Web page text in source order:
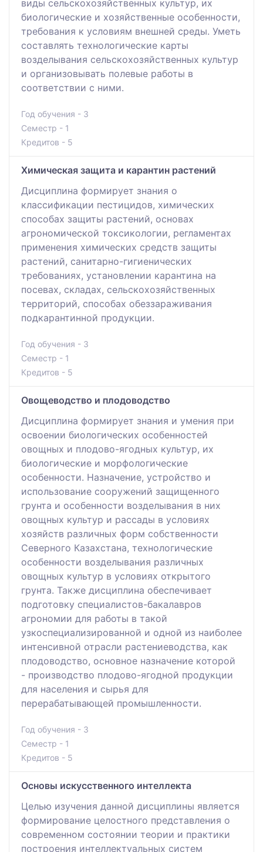
виды сельскохозяйственных культур, их
биологические и хозяйственные особенности,
требования к условиям внешней среды. Уметь
составлять технологические карты
возделывания сельскохозяйственных культур
и организовывать полевые работы в
соответствии с ними.
Год обучения - 3
Семестр - 1
Кредитов - 5
Химическая защита и карантин растений
Дисциплина формирует знания о
классификации пестицидов, химических
способах защиты растений, основах
агрономической токсикологии, регламентах
применения химических средств защиты
растений, санитарно-гигиенических
требованиях, установлении карантина на
посевах, складах, сельскохозяйственных
территорий, способах обеззараживания
подкарантинной продукции.
Год обучения - 3
Семестр - 1
Кредитов - 5
Овощеводство и плодоводство
Дисциплина формирует знания и умения при
освоении биологических особенностей
овощных и плодово-ягодных культур, их
биологические и морфологические
особенности. Назначение, устройство и
использование сооружений защищенного
грунта и особенности возделывания в них
овощных культур и рассады в условиях
хозяйств различных форм собственности
Северного Казахстана, технологические
особенности возделывания различных
овощных культур в условиях открытого
грунта. Также дисциплина обеспечивает
подготовку специалистов-бакалавров
агрономии для работы в такой
узкоспециализированной и одной из наиболее
интенсивной отрасли растениеводства, как
плодоводство, основное назначение которой
- производство плодово-ягодной продукции
для населения и сырья для
перерабатывающей промышленности.
Год обучения - 3
Семестр - 1
Кредитов - 5
Основы искусственного интеллекта
Целью изучения данной дисциплины является
формирование целостного представления о
современном состоянии теории и практики
построения интеллектуальных систем